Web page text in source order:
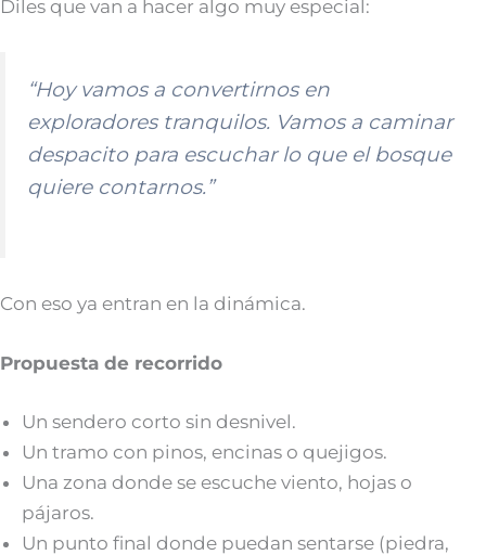
Diles que van a hacer algo muy especial:
“Hoy vamos a convertirnos en
exploradores tranquilos. Vamos a caminar
despacito para escuchar lo que el bosque
quiere contarnos.”
Con eso ya entran en la dinámica.
Propuesta de recorrido
Un sendero corto sin desnivel.
Un tramo con pinos, encinas o quejigos.
Una zona donde se escuche viento, hojas o
pájaros.
Un punto final donde puedan sentarse (piedra,